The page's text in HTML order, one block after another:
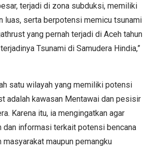
terjadi di zona subduksi, memiliki
luas, serta berpotensi memicu tsunami
yang pernah terjadi di Aceh tahun
Tsunami di Samudera Hindia,”
satu wilayah yang memiliki potensi
adalah kawasan Mentawai dan pesisir
Karena itu, ia mengingatkan agar
dan informasi terkait potensi bencana
maupun pemangku